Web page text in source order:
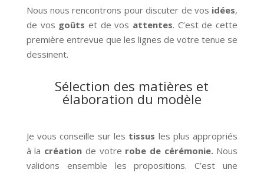
Nous nous rencontrons pour discuter de vos idées,
de vos goûts et de vos attentes. C’est de cette
première entrevue que les lignes de votre tenue se
dessinent.
Sélection des matières et
élaboration du modèle
Je vous conseille sur les tissus les plus appropriés
à la création de votre robe de cérémonie.Nous
validons ensemble les propositions. C’est une